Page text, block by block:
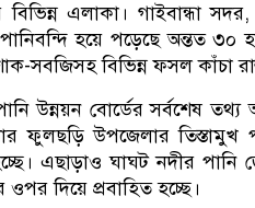
বিভিন্ন এলাকা। গাইবান্ধা
হয়ে পড়েছে অন্তত ৩০
সবজিসহ বিভিন্ন ফসল কাঁচা
উন্নয়ন বোর্ডের সর্বশেষ
ফুলছড়ি উপজেলার তিস্তামুখ
এছাড়াও ঘাঘট নদীর
ওপর দিয়ে প্রবাহিত হচ্ছে।